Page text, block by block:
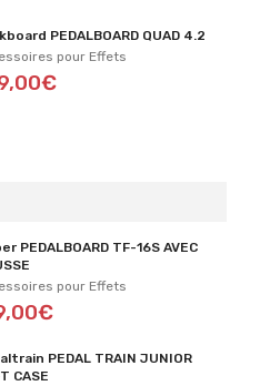
PEDALBOARD QUAD 4.2
pour Effets
PEDALBOARD TF-16S AVEC
pour Effets
PEDAL TRAIN JUNIOR
CASE